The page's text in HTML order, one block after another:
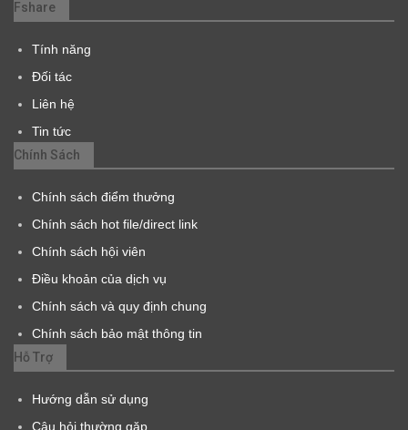
Fshare
Tính năng
Đối tác
Liên hệ
Tin tức
Chính Sách
Chính sách điểm thưởng
Chính sách hot file/direct link
Chính sách hội viên
Điều khoản của dịch vụ
Chính sách và quy định chung
Chính sách bảo mật thông tin
Hỗ Trợ
Hướng dẫn sử dụng
Câu hỏi thường gặp